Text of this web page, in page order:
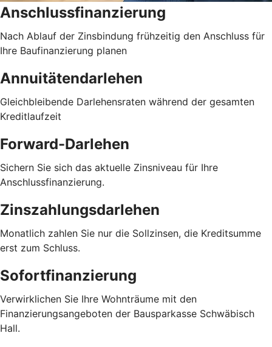
Anschlussfinanzierung
Nach Ablauf der Zinsbindung frühzeitig den Anschluss für
Ihre Baufinanzierung planen
Annuitätendarlehen
Gleichbleibende Darlehensraten während der gesamten
Kreditlaufzeit
Forward-Darlehen
Sichern Sie sich das aktuelle Zinsniveau für Ihre
Anschlussfinanzierung.
Zinszahlungsdarlehen
Monatlich zahlen Sie nur die Sollzinsen, die Kreditsumme
erst zum Schluss.
Sofortfinanzierung
Verwirklichen Sie Ihre Wohnträume mit den
Finanzierungsangeboten der Bausparkasse Schwäbisch
Hall.